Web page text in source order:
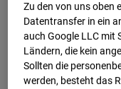
Zu den von uns oben
Datentransfer in ein
auch Google LLC mit
Ländern, die kein
Sollten die
werden, besteht das